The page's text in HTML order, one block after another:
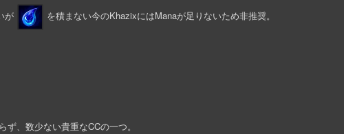
が
を積まない今のKhazixにはManaが足りないため非推奨。
、数少ない貴重なCCの一つ。